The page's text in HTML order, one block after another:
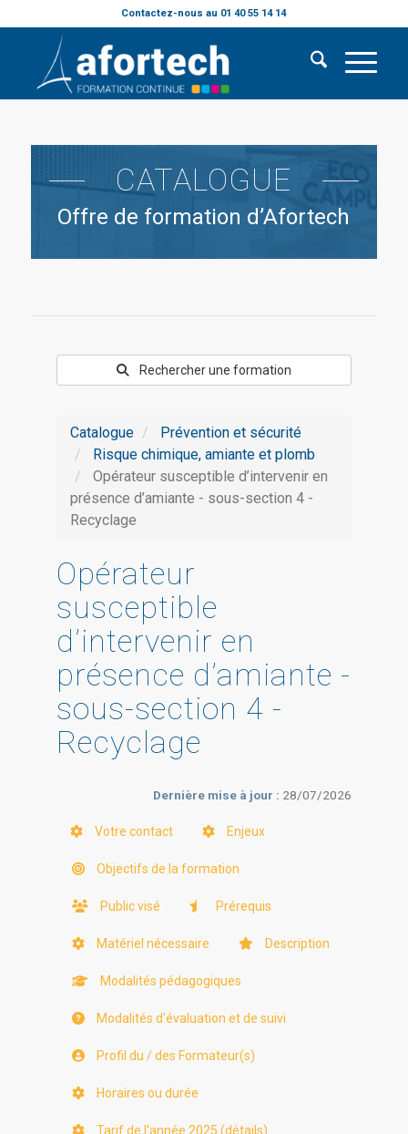
Contactez-nous au 01 40 55 14 14
CATALOGUE
Offre de formation d’Afortech
Rechercher une formation
Catalogue
Prévention et sécurité
Risque chimique, amiante et plomb
Opérateur susceptible d’intervenir en
présence d’amiante - sous-section 4 -
Recyclage
Opérateur
susceptible
d’intervenir en
présence d’amiante -
sous-section 4 -
Recyclage
Dernière mise à jour : 28/07/2026
Votre contact Enjeux
Objectifs de la formation
Public visé Prérequis
Matériel nécessaire Description
Modalités pédagogiques
Modalités d'évaluation et de suivi
Profil du / des Formateur(s)
Horaires ou durée
Tarif de l'année 2025 (détails)